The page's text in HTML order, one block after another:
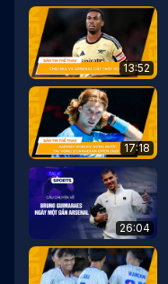
13:52
17:18
26:04